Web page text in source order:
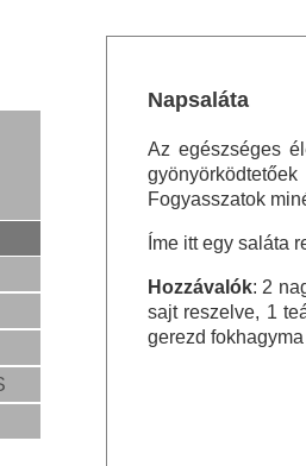
Napsaláta
Az egészséges
Fogyasszatok
Íme itt egy saláta
Hozzávalók: 2
sajt reszelve, 1
gerezd